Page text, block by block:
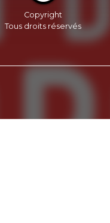
Copyright
Tous droits réservés